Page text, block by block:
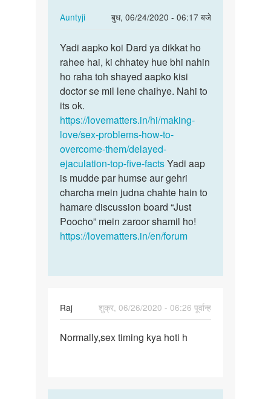
Auntyji
बुध, 06/24/2020 - 06:17 बजे
In
to
Sex
me
bahut
tak
karne…
by
Deepak
Kumar
Yadi
aapko
koi
Dard
ya…
Yadi aapko koi Dard ya dikkat ho
rahee hai, ki chhatey hue bhi nahin
ho raha toh shayed aapko kisi
doctor se mil lene chaihye. Nahi to
its ok.
https://lovematters.in/hi/making-
love/sex-problems-how-to-
overcome-them/delayed-
ejaculation-top-five-factsYadi aap
is mudde par humse aur gehri
charcha mein judna chahte hain to
hamare discussion board “Just
Poocho” mein zaroor shamil ho!
https://lovematters.in/en/forum
Raj
शुक्र, 06/26/2020 - 06:26 पूर्वान्ह
Normally,sex
Normally,sex timing kya hoti h